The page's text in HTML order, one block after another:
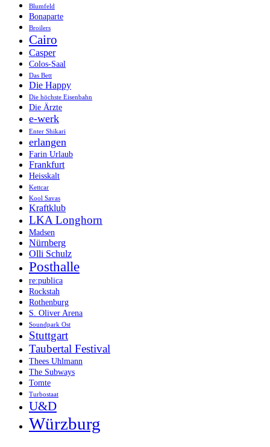
Blumfeld
Bonaparte
Broilers
Cairo
Casper
Colos-Saal
Das Bett
Die Happy
Die höchste Eisenbahn
Die Ärzte
e-werk
Enter Shikari
erlangen
Farin Urlaub
Frankfurt
Heisskalt
Kettcar
Kool Savas
Kraftklub
LKA Longhorn
Madsen
Nürnberg
Olli Schulz
Posthalle
re:publica
Rockstah
Rothenburg
S. Oliver Arena
Soundpark Ost
Stuttgart
Taubertal Festival
Thees Uhlmann
The Subways
Tomte
Turbostaat
U&D
Würzburg